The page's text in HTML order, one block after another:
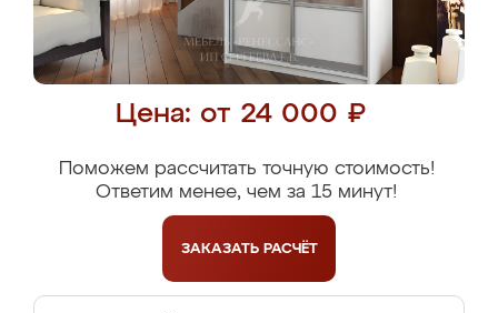
Цена: от 24 000 ₽
Поможем рассчитать точную стоимость!
Ответим менее, чем за 15 минут!
ЗАКАЗАТЬ РАСЧЁТ